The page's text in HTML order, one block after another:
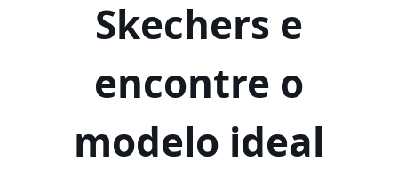
Skechers e
encontre o
modelo ideal